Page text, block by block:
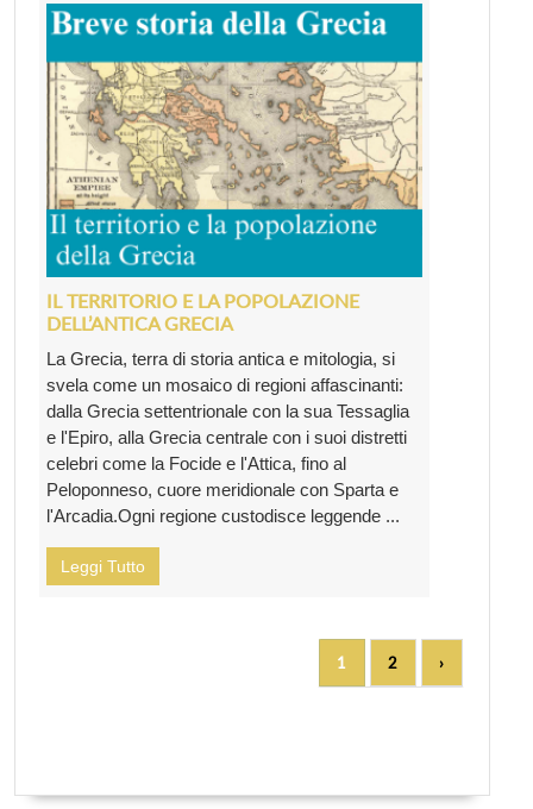
IL TERRITORIO E LA POPOLAZIONE
DELL’ANTICA GRECIA
La Grecia, terra di storia antica e mitologia, si
svela come un mosaico di regioni affascinanti:
dalla Grecia settentrionale con la sua Tessaglia
e l'Epiro, alla Grecia centrale con i suoi distretti
celebri come la Focide e l'Attica, fino al
Peloponneso, cuore meridionale con Sparta e
l'Arcadia.Ogni regione custodisce leggende ...
Leggi Tutto
1 2 ›